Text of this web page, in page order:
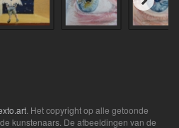
. Het copyright op alle getoonde
kunstenaars. De afbeeldingen van de